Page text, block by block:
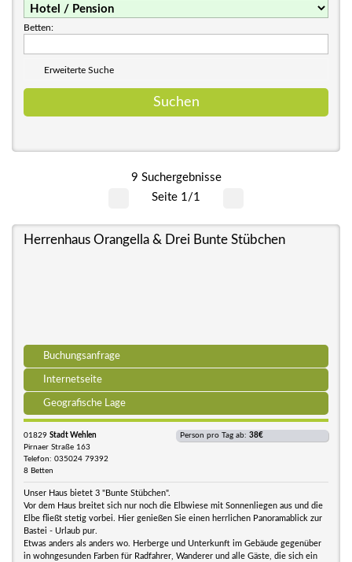
Betten:
Erweiterte Suche
9 Suchergebnisse
Seite 1/1
Herrenhaus Orangella & Drei Bunte Stübchen
Buchungsanfrage
Internetseite
Geografische Lage
01829 Stadt Wehlen
Pirnaer Straße 163
Telefon: 035024 79392
8 Betten
Person pro Tag ab: 38€
Unser Haus bietet 3 "Bunte Stübchen".
Vor dem Haus breitet sich nur noch die Elbwiese mit Sonnenliegen aus und die
Elbe fließt stetig vorbei. Hier genießen Sie einen herrlichen Panoramablick zur
Bastei - Urlaub pur.
Etwas anders als anders wo. Herberge und Unterkunft im Gebäude gegenüber
in wohngesunden Farben für Radfahrer, Wanderer und alle Gäste, die sich ein